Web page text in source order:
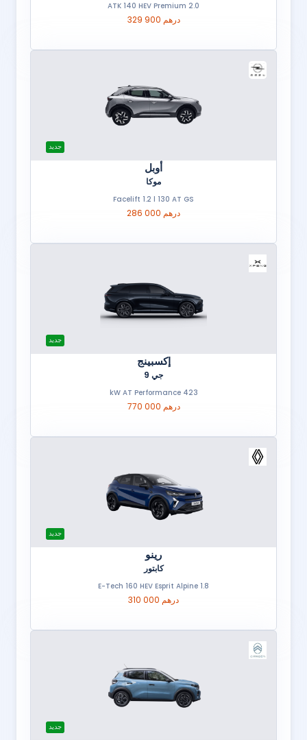
2.0 ATK 140 HEV Premium
329 900 درهم
جديد
أوبل
موكا
Facelift 1.2 l 130 AT GS
286 000 درهم
جديد
إكسبينج
جي 9
423 kW AT Performance
770 000 درهم
جديد
رينو
كابتور
1.8 E-Tech 160 HEV Esprit Alpine
310 000 درهم
جديد